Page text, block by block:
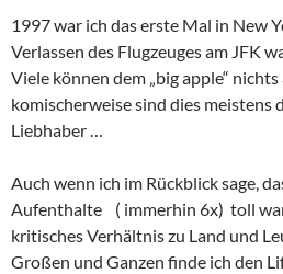
1997 war ich das erste Mal in New
Verlassen des Flugzeuges am JFK
Viele können dem „big apple“
komischerweise sind dies meistens
Liebhaber …
Auch wenn ich im Rückblick sage,
Aufenthalte ( immerhin 6x) toll
kritisches Verhältnis zu Land und
Großen und Ganzen finde ich den